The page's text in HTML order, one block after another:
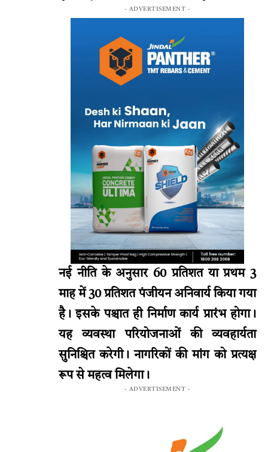
- ADVERTISEMENT -
नई नीति के अनुसार 60 प्रतिशत या प्रथम 3
माह में 30 प्रतिशत पंजीयन अनिवार्य किया गया
है। इसके पश्चात ही निर्माण कार्य प्रारंभ होगा।
यह व्यवस्था परियोजनाओं की व्यवहार्यता
सुनिश्चित करेगी। नागरिकों की मांग को प्रत्यक्ष
रूप से महत्व मिलेगा।
- ADVERTISEMENT -